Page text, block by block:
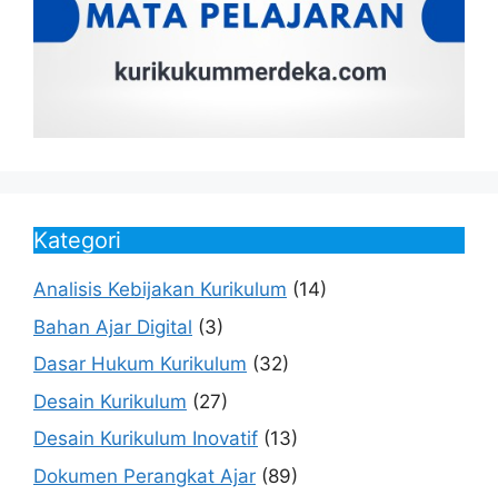
Kategori
Analisis Kebijakan Kurikulum (14)
Bahan Ajar Digital (3)
Dasar Hukum Kurikulum (32)
Desain Kurikulum (27)
Desain Kurikulum Inovatif (13)
Dokumen Perangkat Ajar (89)